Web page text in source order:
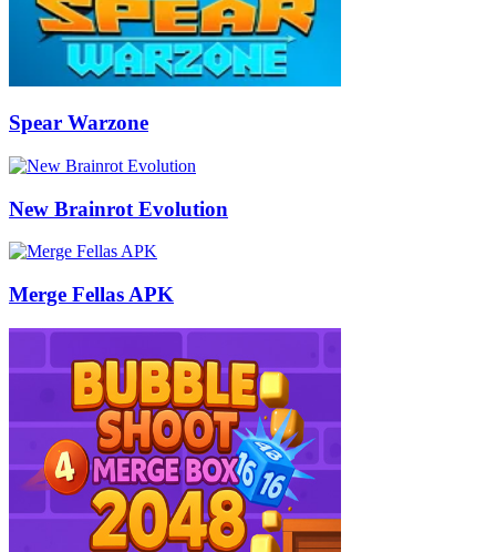
Spear Warzone
New Brainrot Evolution
Merge Fellas APK